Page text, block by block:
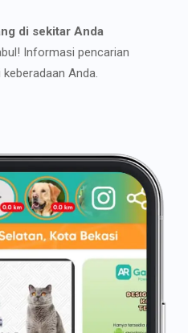
di sekitar Anda
Informasi pencarian
Anda.